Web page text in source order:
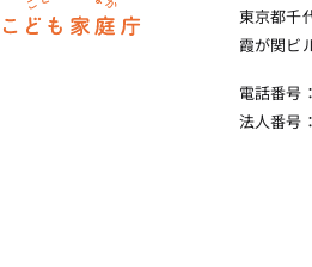
東京都千
霞が関ビ
電話番号
法人番号